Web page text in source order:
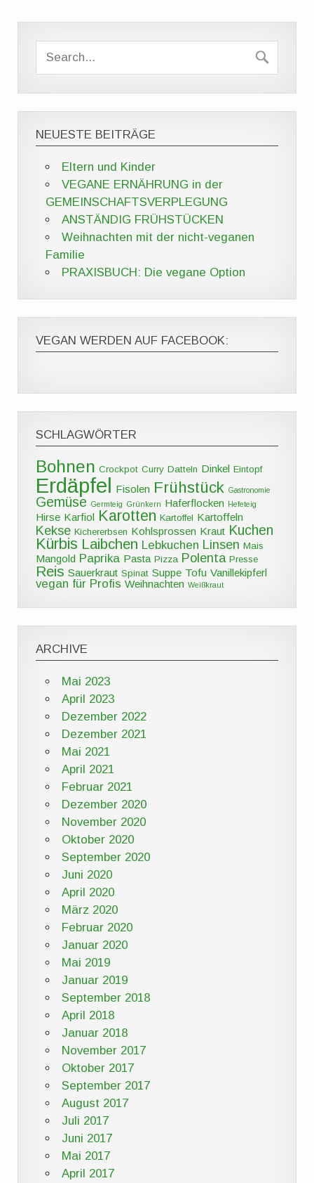
NEUESTE BEITRÄGE
Eltern und Kinder
VEGANE ERNÄHRUNG in der
GEMEINSCHAFTSVERPLEGUNG
ANSTÄNDIG FRÜHSTÜCKEN
Weihnachten mit der nicht-veganen
Familie
PRAXISBUCH: Die vegane Option
VEGAN WERDEN AUF FACEBOOK:
SCHLAGWÖRTER
Bohnen Crockpot Curry Datteln Dinkel Eintopf
Erdäpfel Fisolen Frühstück Gastronomie
Gemüse Germteig Grünkern Haferflocken Hefeteig
Hirse Karfiol Karotten Kartoffel Kartoffeln
Kekse Kichererbsen Kohlsprossen Kraut Kuchen
Kürbis Laibchen Lebkuchen Linsen Mais
Mangold Paprika Pasta Pizza Polenta Presse
Reis Sauerkraut Spinat Suppe Tofu Vanillekipferl
vegan für Profis Weihnachten Weißkraut
ARCHIVE
Mai 2023
April 2023
Dezember 2022
Dezember 2021
Mai 2021
April 2021
Februar 2021
Dezember 2020
November 2020
Oktober 2020
September 2020
Juni 2020
April 2020
März 2020
Februar 2020
Januar 2020
Mai 2019
Januar 2019
September 2018
April 2018
Januar 2018
November 2017
Oktober 2017
September 2017
August 2017
Juli 2017
Juni 2017
Mai 2017
April 2017